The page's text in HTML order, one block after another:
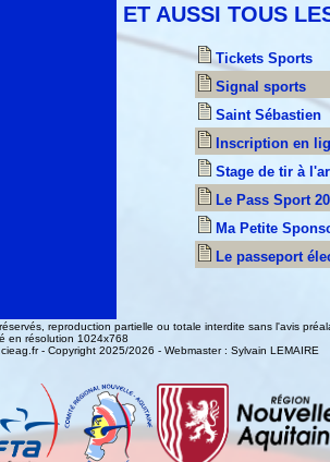
ET AUSSI TOUS
Tickets Sports
Signal sports
Saint Sébastien
Inscription en
Stage de tir à
Le Pass Sport
Ma Petite
Le passeport
reproduction partielle ou totale interdite sans l'avis
en résolution 1024x768
- Copyright 2025/2026 - Webmaster : Sylvain LEMAIRE